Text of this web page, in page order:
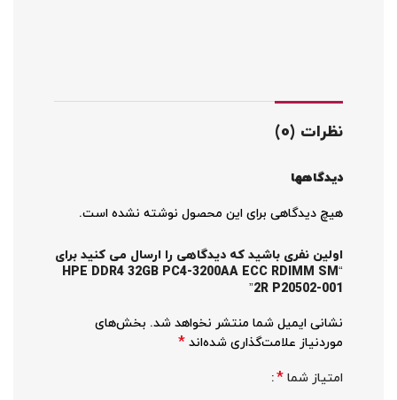
نظرات (0)
دیدگاهها
هیچ دیدگاهی برای این محصول نوشته نشده است.
اولین نفری باشید که دیدگاهی را ارسال می کنید برای
“HPE DDR4 32GB PC4-3200AA ECC RDIMM SM
2R P20502-001”
نشانی ایمیل شما منتشر نخواهد شد. بخش‌های
موردنیاز علامت‌گذاری شده‌اند *
امتیاز شما *